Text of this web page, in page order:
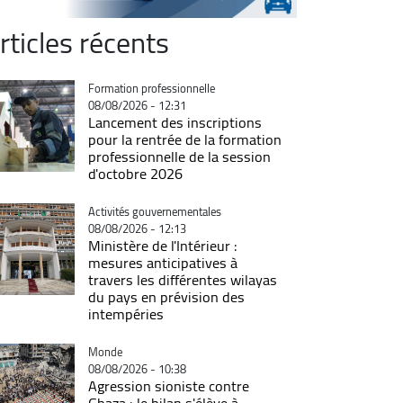
récents
Catégorie
Formation professionnelle
08/08/2026 - 12:31
Lancement des inscriptions
pour la rentrée de la formation
professionnelle de la session
d'octobre 2026
Catégorie
Activités gouvernementales
08/08/2026 - 12:13
Ministère de l'Intérieur :
mesures anticipatives à
travers les différentes wilayas
du pays en prévision des
intempéries
Catégorie
Monde
08/08/2026 - 10:38
Agression sioniste contre